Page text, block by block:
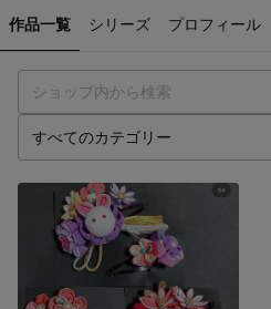
作品一覧 シリーズ プロフィール